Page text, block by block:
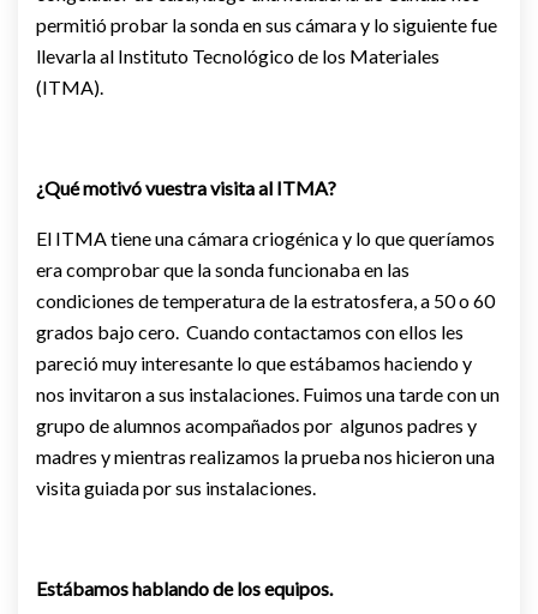
permitió probar la sonda en sus cámara y lo siguiente fue
llevarla al Instituto Tecnológico de los Materiales
(ITMA).
¿Qué motivó vuestra visita al ITMA?
El ITMA tiene una cámara criogénica y lo que queríamos
era comprobar que la sonda funcionaba en las
condiciones de temperatura de la estratosfera, a 50 o 60
grados bajo cero. Cuando contactamos con ellos les
pareció muy interesante lo que estábamos haciendo y
nos invitaron a sus instalaciones. Fuimos una tarde con un
grupo de alumnos acompañados por algunos padres y
madres y mientras realizamos la prueba nos hicieron una
visita guiada por sus instalaciones.
Estábamos hablando de los equipos.